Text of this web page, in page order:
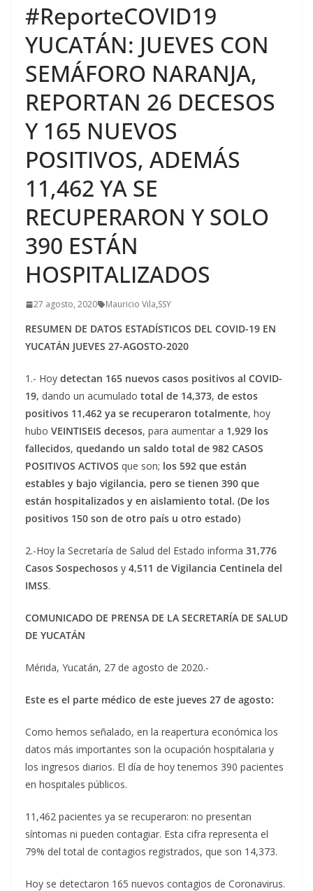
#ReporteCOVID19
YUCATÁN: JUEVES CON
SEMÁFORO NARANJA,
REPORTAN 26 DECESOS
Y 165 NUEVOS
POSITIVOS, ADEMÁS
11,462 YA SE
RECUPERARON Y SOLO
390 ESTÁN
HOSPITALIZADOS
27 agosto, 2020 Mauricio Vila,SSY
RESUMEN DE DATOS ESTADÍSTICOS DEL COVID-19 EN
YUCATÁN JUEVES 27-AGOSTO-2020
1.- Hoy detectan 165 nuevos casos positivos al COVID-
19, dando un acumulado total de 14,373, de estos
positivos 11,462 ya se recuperaron totalmente, hoy
hubo VEINTISEIS decesos, para aumentar a 1,929 los
fallecidos, quedando un saldo total de 982 CASOS
POSITIVOS ACTIVOS que son; los 592 que están
estables y bajo vigilancia, pero se tienen 390 que
están hospitalizados y en aislamiento total. (De los
positivos 150 son de otro país u otro estado)
2.-Hoy la Secretaría de Salud del Estado informa 31,776
Casos Sospechosos y 4,511 de Vigilancia Centinela del
IMSS.
COMUNICADO DE PRENSA DE LA SECRETARÍA DE SALUD
DE YUCATÁN
Mérida, Yucatán, 27 de agosto de 2020.-
Este es el parte médico de este jueves 27 de agosto:
Como hemos señalado, en la reapertura económica los
datos más importantes son la ocupación hospitalaria y
los ingresos diarios. El día de hoy tenemos 390 pacientes
en hospitales públicos.
11,462 pacientes ya se recuperaron: no presentan
síntomas ni pueden contagiar. Esta cifra representa el
79% del total de contagios registrados, que son 14,373.
Hoy se detectaron 165 nuevos contagios de Coronavirus.